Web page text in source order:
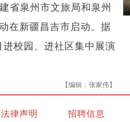
泉州市文旅局和泉州
在新疆昌吉市启动。据
校园、进社区集中展演
【编辑：张家伟】
法律声明 招聘信息